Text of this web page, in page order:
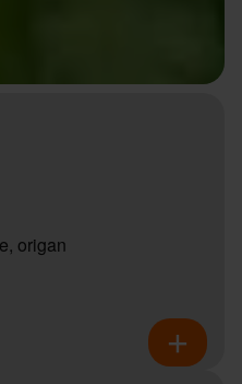
origan